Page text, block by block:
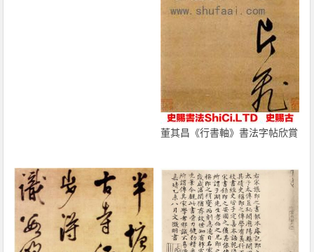
董其昌《行書軸》書法字帖欣賞